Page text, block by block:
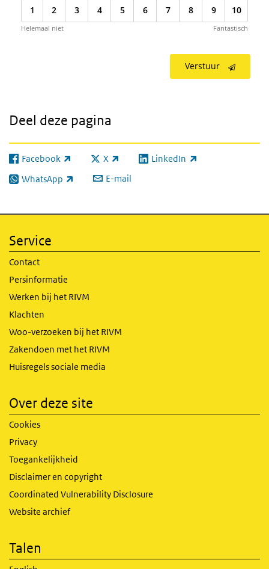
1 2 3 4 5 6 7 8 9 10
Helemaal niet Fantastisch
Verstuur
Deel deze pagina
Facebook
(externe link) X
(externe link) LinkedIn
(externe link)
WhatsApp
(externe link) E-mail
Service
Contact
Persinformatie
Werken bij het RIVM
Klachten
Woo-verzoeken bij het RIVM
Zakendoen met het RIVM
Huisregels sociale media
Over deze site
Cookies
Privacy
Toegankelijkheid
Disclaimer en copyright
Coordinated Vulnerability Disclosure
Website archief
Talen